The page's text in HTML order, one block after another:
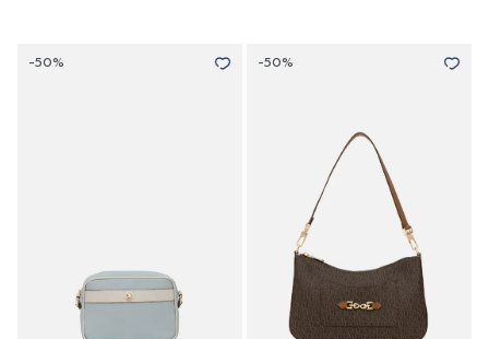
-50% -50%